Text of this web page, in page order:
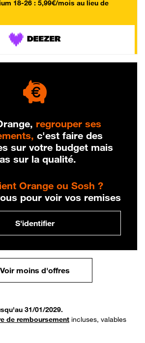
18-26 : 5,99€/mois au lieu de
regrouper ses
c'est faire des
sur votre budget mais
sur la qualité.
Orange ou Sosh ?
pour voir vos remises
S'identifier
Voir moins d'offres
31/01/2029.
de remboursement incluses, valables